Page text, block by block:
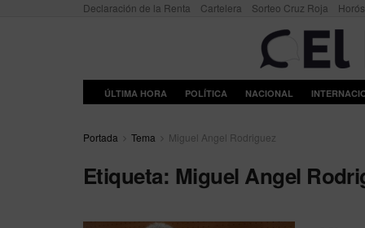
Declaración de la Renta Cartelera Sorteo Cruz Roja
ÚLTIMA HORA POLÍTICA NACIONAL
Portada Tema Miguel Angel Rodriguez
Etiqueta: Miguel Angel